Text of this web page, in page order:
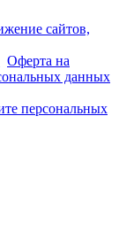
сайтов,
Оферта на
данных
персональных